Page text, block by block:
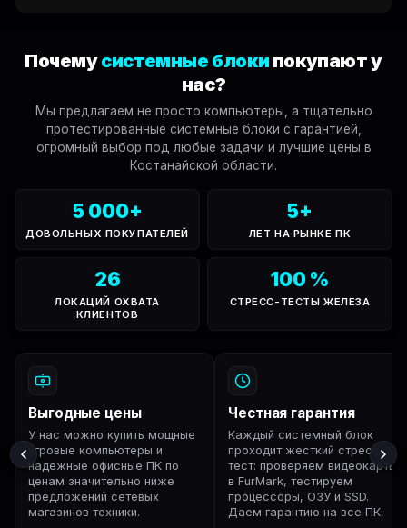
Почемусистемные блоки покупают у
нас?
Мы предлагаем не просто компьютеры, а тщательно
протестированные системные блоки с гарантией,
огромный выбор под любые задачи и лучшие цены в
Костанайской области.
5 000+
ДОВОЛЬНЫХ ПОКУПАТЕЛЕЙ
5+
ЛЕТ НА РЫНКЕ ПК
26
ЛОКАЦИЙ ОХВАТА
КЛИЕНТОВ
100 %
СТРЕСС-ТЕСТЫ ЖЕЛЕЗА
Выгодные цены
У нас можно купить мощные
игровые компьютеры и
надежные офисные ПК по
ценам значительно ниже
предложений сетевых
магазинов техники.
Честная гарантия
Каждый системный блок
проходит жесткий стресс-
тест: проверяем видеокарты
в FurMark, тестируем
процессоры, ОЗУ и SSD.
Даем гарантию на все ПК.